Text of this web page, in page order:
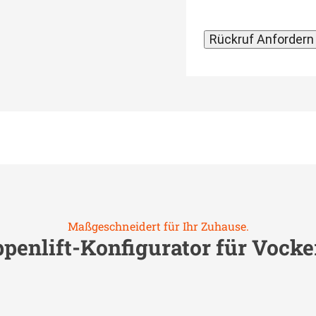
Maßgeschneidert für Ihr Zuhause.
Konfigurator für